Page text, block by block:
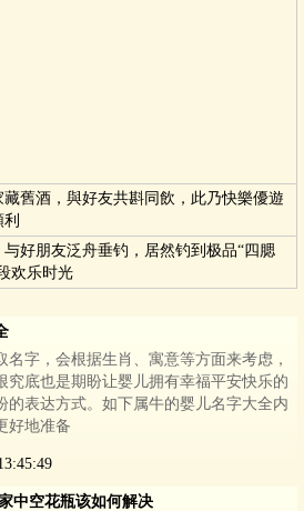
舊酒，與好友共斟同飲，此乃快樂優遊
好朋友泛舟垂钓，居然钓到极品“四腮
欢乐时光
字，会根据生肖、寓意等方面来考虑，
究底也是期盼让婴儿拥有幸福平安快乐的
的表达方式。如下属牛的婴儿名字大全内
好地准备
中空花瓶该如何解决